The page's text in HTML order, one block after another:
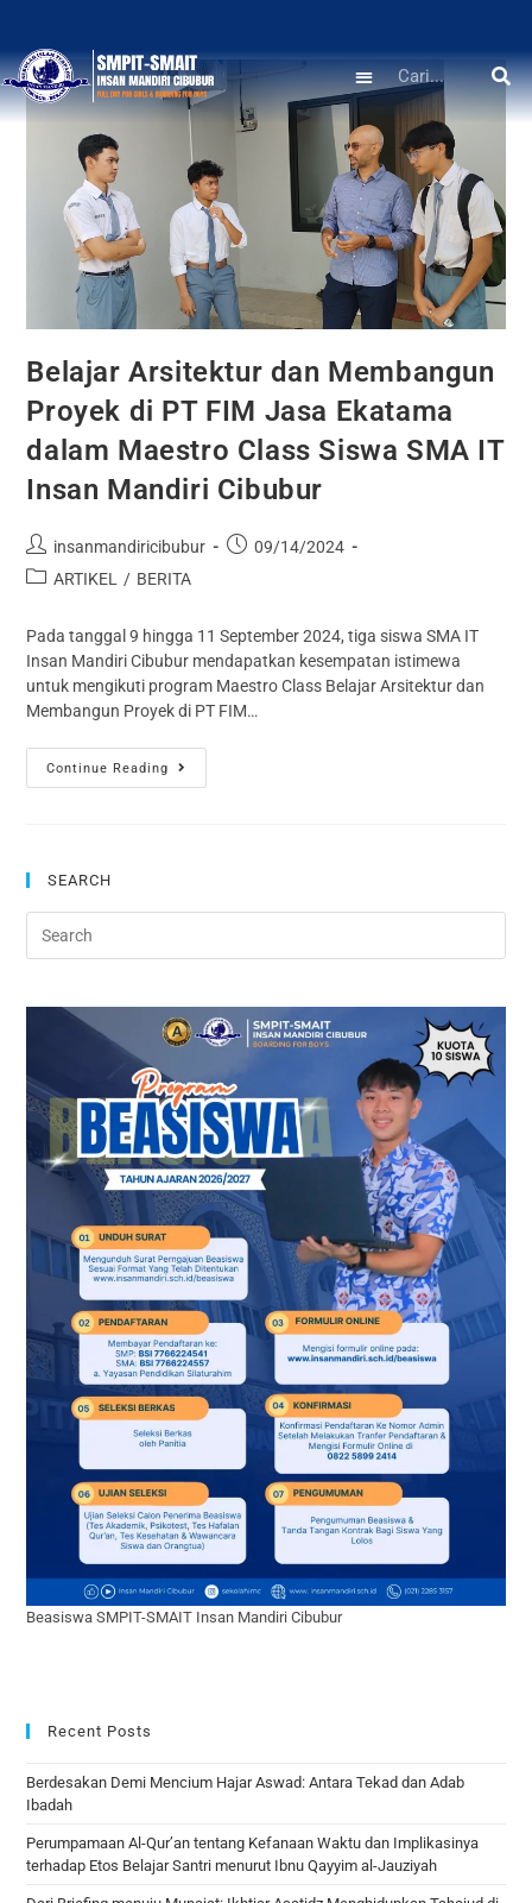
Belajar Arsitektur dan Membangun
Proyek di PT FIM Jasa Ekatama
dalam Maestro Class Siswa SMA IT
Insan Mandiri Cibubur
insanmandiricibubur
09/14/2024
ARTIKEL
/ BERITA
Pada tanggal 9 hingga 11 September 2024, tiga siswa SMA IT
Insan Mandiri Cibubur mendapatkan kesempatan istimewa
untuk mengikuti program Maestro Class Belajar Arsitektur dan
Membangun Proyek di PT FIM…
Continue Reading
SEARCH
Beasiswa SMPIT-SMAIT Insan Mandiri Cibubur
Recent Posts
Berdesakan Demi Mencium Hajar Aswad: Antara Tekad dan Adab
Ibadah
Perumpamaan Al-Qur’an tentang Kefanaan Waktu dan Implikasinya
terhadap Etos Belajar Santri menurut Ibnu Qayyim al-Jauziyah